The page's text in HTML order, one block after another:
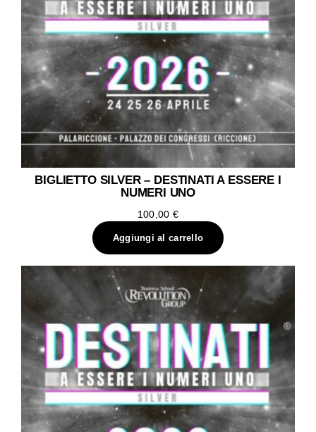
BIGLIETTO SILVER – DESTINATI A ESSERE I
NUMERI UNO
100,00 €
Aggiungi al carrello